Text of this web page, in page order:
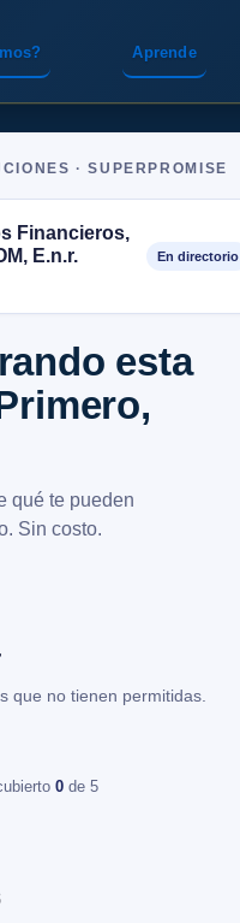
Aprende
· SUPERPROMISE
Financieros,
E.n.r.
En directorio
esta
qué te pueden
Sin costo.
que no tienen permitidas.
0 de 5